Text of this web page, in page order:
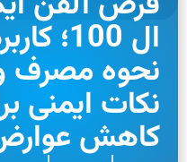
ال 100؛
نحوه مصرف
نکات ایمنی
کاهش